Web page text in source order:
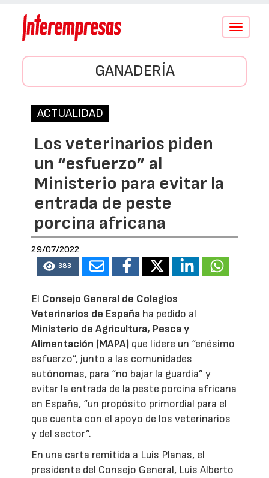
Conmutar
GANADERÍA
ACTUALIDAD
Los veterinarios piden
un “esfuerzo” al
Ministerio para evitar la
entrada de peste
porcina africana
29/07/2022
383
El Consejo General de Colegios
Veterinarios de España ha pedido al
Ministerio de Agricultura, Pesca y
Alimentación (MAPA) que lidere un “enésimo
esfuerzo”, junto a las comunidades
autónomas, para “no bajar la guardia” y
evitar la entrada de la peste porcina africana
en España, “un propósito primordial para el
que cuenta con el apoyo de los veterinarios
y del sector”.
En una carta remitida a Luis Planas, el
presidente del Consejo General, Luis Alberto